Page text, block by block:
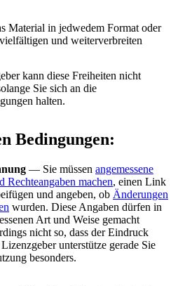
Material in jedwedem Format oder
und weiterverbreiten
kann diese Freiheiten nicht
Sie sich an die
halten.
Bedingungen:
— Sie müssen angemessene
Rechteangaben machen, einen Link
und angeben, ob Änderungen
wurden. Diese Angaben dürfen in
Art und Weise gemacht
nicht so, dass der Eindruck
unterstütze gerade Sie
besonders.